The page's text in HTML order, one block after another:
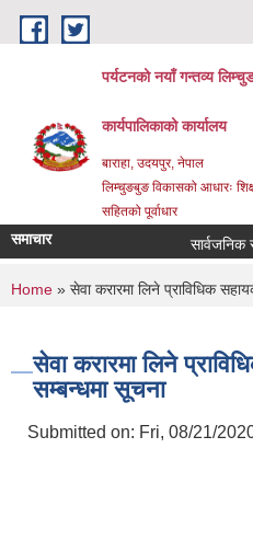
Skip to main content
पर्यटनको नयाँ गन्तव्य
कार्यपालिकाको कार्यालय
बाराहा, उदयपुर, नेपाल
लिम्चुङबुङ विकासको आधारः
सहितको पूर्वाधार
समाचार सार्वजनिक
You are here
Home » सेवा करारमा लिने प्राविधिक
सेवा करारमा लिने
सम्बन्धमा सूचना
Submitted on: Fri, 08/21/